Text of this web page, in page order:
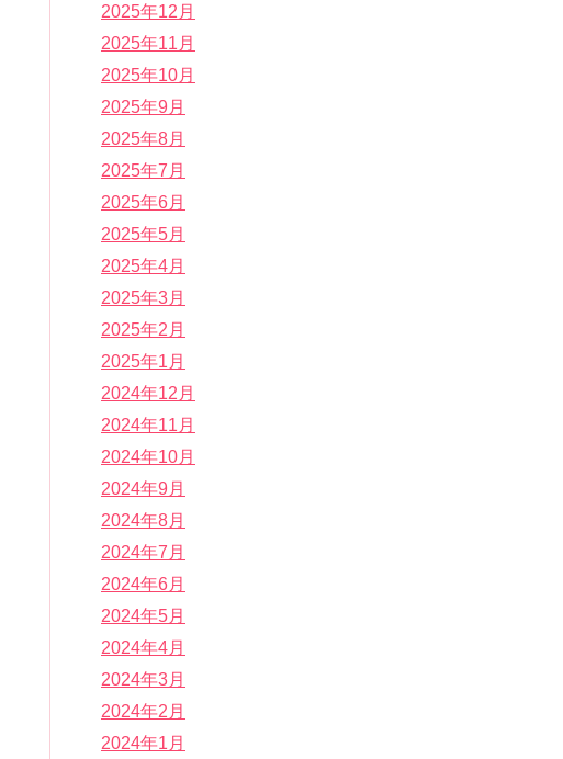
2025年12月
2025年11月
2025年10月
2025年9月
2025年8月
2025年7月
2025年6月
2025年5月
2025年4月
2025年3月
2025年2月
2025年1月
2024年12月
2024年11月
2024年10月
2024年9月
2024年8月
2024年7月
2024年6月
2024年5月
2024年4月
2024年3月
2024年2月
2024年1月